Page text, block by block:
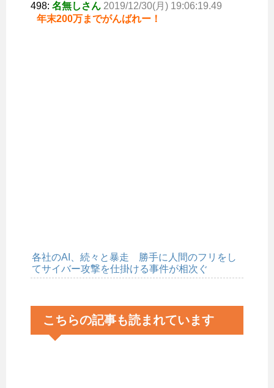
498: 名無しさん 2019/12/30(月) 19:06:19.49
年末200万までがんばれー！
各社のAI、続々と暴走 勝手に人間のフリをし
てサイバー攻撃を仕掛ける事件が相次ぐ
こちらの記事も読まれています